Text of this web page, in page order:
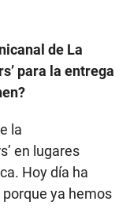
de La
para la entrega
la
en lugares
Hoy día ha
ya hemos